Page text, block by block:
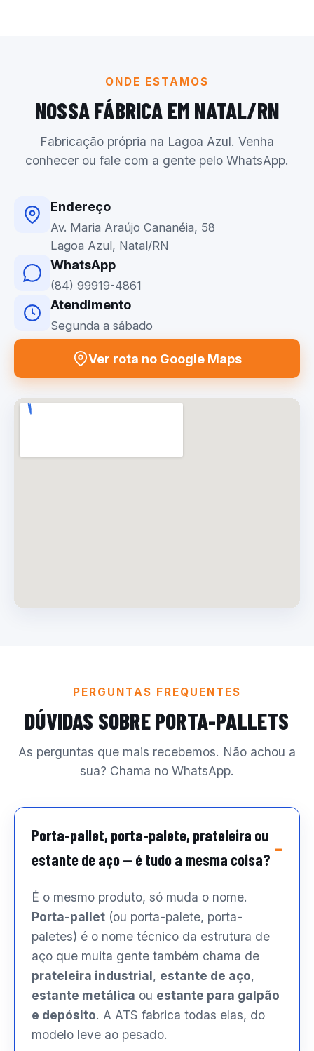
ONDE ESTAMOS
NOSSA FÁBRICA EM NATAL/RN
Fabricação própria na Lagoa Azul. Venha
conhecer ou fale com a gente pelo WhatsApp.
Endereço
Av. Maria Araújo Cananéia, 58
Lagoa Azul, Natal/RN
WhatsApp
(84) 99919-4861
Atendimento
Segunda a sábado
Ver rota no Google Maps
PERGUNTAS FREQUENTES
DÚVIDAS SOBRE PORTA-PALLETS
As perguntas que mais recebemos. Não achou a
sua? Chama no WhatsApp.
Porta-pallet, porta-palete, prateleira ou
estante de aço — é tudo a mesma coisa?
É o mesmo produto, só muda o nome.
Porta-pallet (ou porta-palete, porta-
paletes) é o nome técnico da estrutura de
aço que muita gente também chama de
prateleira industrial, estante de aço,
estante metálica ou estante para galpão
e depósito. A ATS fabrica todas elas, do
modelo leve ao pesado.